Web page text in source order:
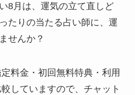
8月は、運気の立て直しど
たりの当たる占い師に、運
せんか？
料金・初回無料特典・利用
していますので、チャット